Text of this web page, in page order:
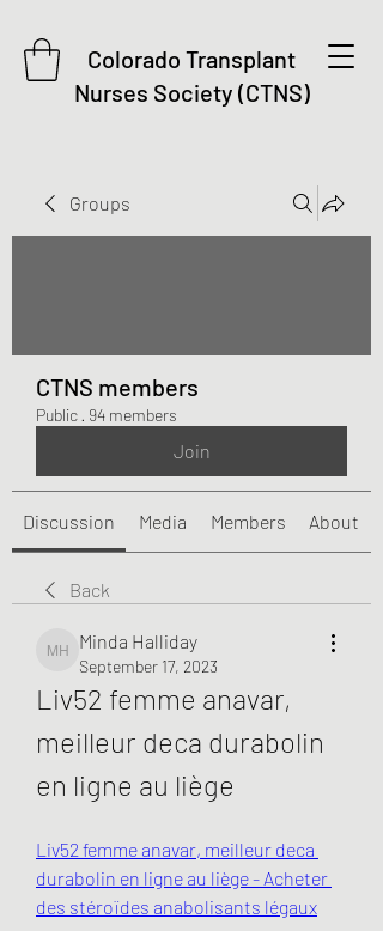
Colorado Transplant
Nurses Society (CTNS)
Groups
CTNS members
Public · 94 members
Join
Discussion Media Members About
Back
Minda Halliday
Minda Halliday
September 17, 2023
Liv52 femme anavar,
meilleur deca durabolin
en ligne au liège
Liv52 femme anavar, meilleur deca
durabolin en ligne au liège - Acheter
des stéroïdes anabolisants légaux